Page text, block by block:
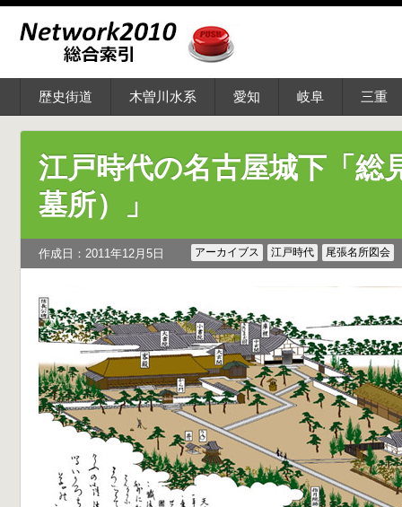
歴史街道 木曽川水系 愛知 岐阜 三重
江戸時代の名古屋城下「総
墓所）」
作成日：2011年12月5日 アーカイブス 江戸時代 尾張名所図会